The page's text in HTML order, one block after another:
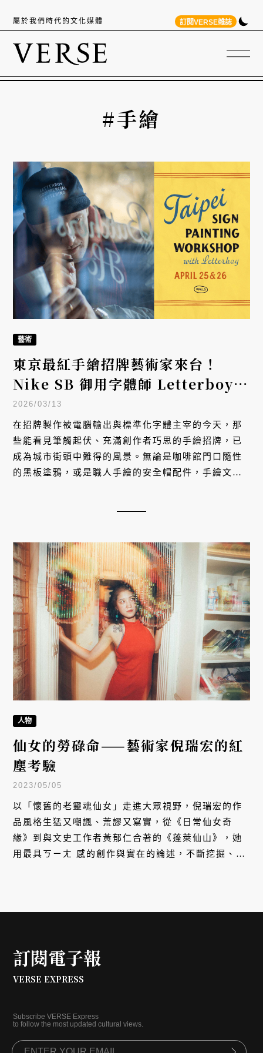
屬於我們時代的文化媒體 訂閱VERSE雜誌
#手繪
藝術
東京最紅手繪招牌藝術家來台！
Nike SB 御用字體師 Letterboy
限額開課
2026/03/13
在招牌製作被電腦輸出與標準化字體主宰的今天，那
些能看見筆觸起伏、充滿創作者巧思的手繪招牌，已
成為城市街頭中難得的風景。無論是咖啡館門口隨性
的黑板塗鴉，或是職人手繪的安全帽配件，手繪文字
帶領參與者從最基礎的畫筆與顏料特性開始，逐步拆
解英文字體的結構，並學習如何將腦中的設計精準描
摹至物體表面，帶領大家在數位時代重新感受手繪藝
術的感官深度。
人物
仙女的勞碌命——藝術家倪瑞宏的紅
塵考驗
2023/05/05
以「懷舊的老靈魂仙女」走進大眾視野，倪瑞宏的作
品風格生猛又嘲諷、荒謬又寫實，從《日常仙女奇
緣》到與文史工作者黃郁仁合著的《蓬萊仙山》，她
用最具ㄎㄧㄤ 感的創作與實在的論述，不斷挖掘、創
訂閱電子報
VERSE EXPRESS
Subscribe VERSE Express
to follow the most updated cultural views.